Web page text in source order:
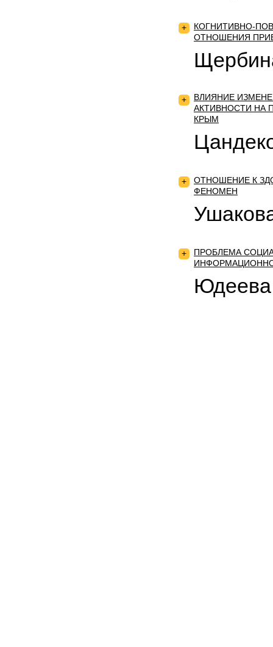
+
КОГНИТИВНО-
ОТНОШЕНИЯ
+
ВЛИЯНИЕ
АКТИВНОСТИ НА
КРЫМ
+
ОТНОШЕНИЕ К
ФЕНОМЕН
+
ПРОБЛЕМА